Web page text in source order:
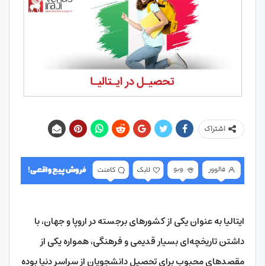
اشتراک
ایتالیا به عنوان یکی از کشورهای برجسته در اروپا و جهان، با
داشتن تاریخچه‌ای بسیار قدیمی و فرهنگی، همواره یکی از
مقصدهای محبوب برای تحصیل دانشجویان از سراسر دنیا بوده